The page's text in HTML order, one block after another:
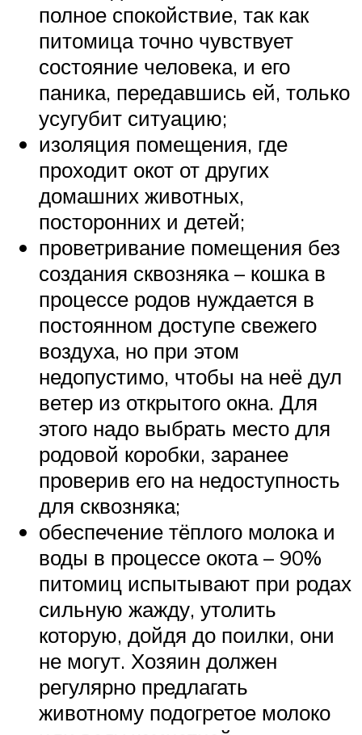
полное спокойствие, так как
питомица точно чувствует
состояние человека, и его
паника, передавшись ей, только
усугубит ситуацию;
изоляция помещения, где
проходит окот от других
домашних животных,
посторонних и детей;
проветривание помещения без
создания сквозняка – кошка в
процессе родов нуждается в
постоянном доступе свежего
воздуха, но при этом
недопустимо, чтобы на неё дул
ветер из открытого окна. Для
этого надо выбрать место для
родовой коробки, заранее
проверив его на недоступность
для сквозняка;
обеспечение тёплого молока и
воды в процессе окота – 90%
питомиц испытывают при родах
сильную жажду, утолить
которую, дойдя до поилки, они
не могут. Хозяин должен
регулярно предлагать
животному подогретое молоко